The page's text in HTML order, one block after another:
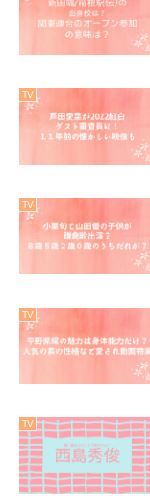
TV
TV
TV
TV